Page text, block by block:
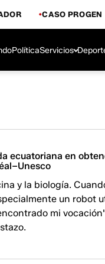
CASO PROGEN
PolíticaServicios
ecuatoriana en
y la biología.
un robot
mi